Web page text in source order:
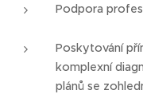
Podpora
Poskytování
komplexní
plánů se